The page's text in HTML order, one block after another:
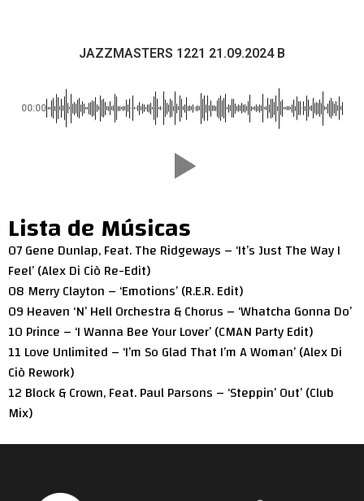
JAZZMASTERS 1221 21.09.2024 B
00:00
Lista de Músicas
07 Gene Dunlap, Feat. The Ridgeways – ‘It’s Just The Way I
Feel’ (Alex Di Ciò Re-Edit)
08 Merry Clayton – ‘Emotions’ (R.E.R. Edit)
09 Heaven ‘N’ Hell Orchestra & Chorus – ‘Whatcha Gonna Do’
10 Prince – ‘I Wanna Bee Your Lover’ (CMAN Party Edit)
11 Love Unlimited – ‘I’m So Glad That I’m A Woman’ (Alex Di
Ciò Rework)
12 Block & Crown, Feat. Paul Parsons – ‘Steppin’ Out’ (Club
Mix)